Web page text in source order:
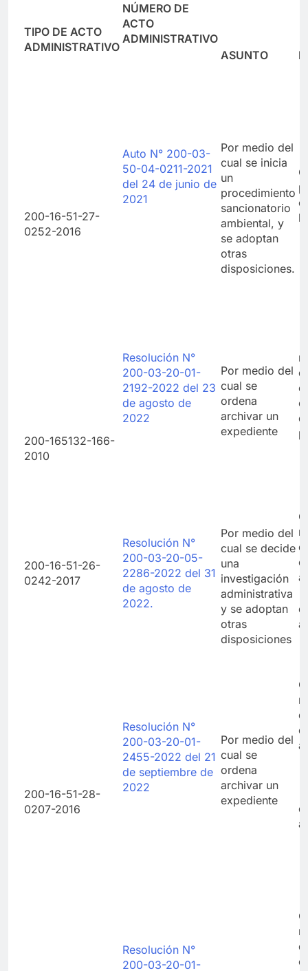
TIPO DE ACTO
ADMINISTRATIVO
NÚMERO DE
ACTO
ADMINISTRATIVO
ASUNTO
200-16-51-27-
0252-2016
Auto N° 200-03-
50-04-0211-2021
del 24 de junio de
2021
Por medio del
cual se inicia
un
procedimiento
sancionatorio
ambiental, y
se adoptan
otras
disposiciones.
200-165132-166-
2010
Resolución N°
200-03-20-01-
2192-2022 del 23
de agosto de
2022
Por medio del
cual se
ordena
archivar un
expediente
200-16-51-26-
0242-2017
Resolución N°
200-03-20-05-
2286-2022 del 31
de agosto de
2022.
Por medio del
cual se decide
una
investigación
administrativa
y se adoptan
otras
disposiciones
a
200-16-51-28-
0207-2016
Resolución N°
200-03-20-01-
2455-2022 del 21
de septiembre de
2022
Por medio del
cual se
ordena
archivar un
expediente
a
Resolución N°
200-03-20-01-